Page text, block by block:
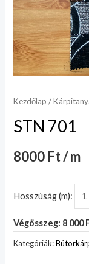
Kezdőlap /
STN 701
8000 Ft / m
Hosszúság (m):
Végösszeg: 8 000
Kategóriák: